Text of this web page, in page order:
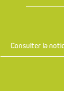
Consulter la